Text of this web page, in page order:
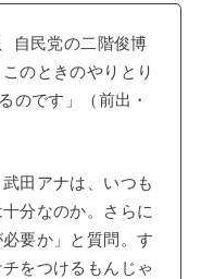
自民党の二階俊博
のときのやりとり
のです」（前出・
田アナは、いつも
分なのか。さらに
要か」と質問。す
をつけるもんじゃ